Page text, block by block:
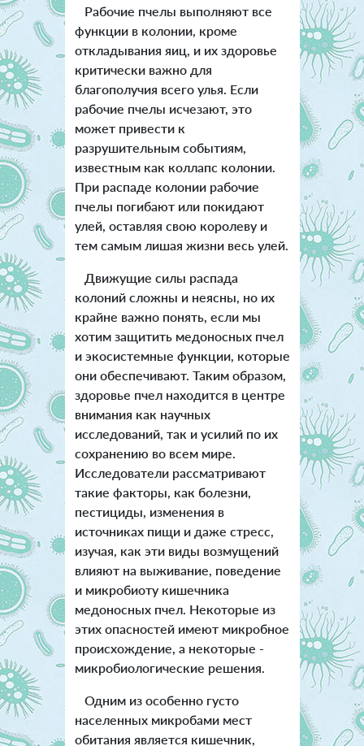
Рабочие пчелы выполняют все
функции в колонии, кроме
откладывания яиц, и их здоровье
критически важно для
благополучия всего улья. Если
рабочие пчелы исчезают, это
может привести к
разрушительным событиям,
известным как коллапс колонии.
При распаде колонии рабочие
пчелы погибают или покидают
улей, оставляя свою королеву и
тем самым лишая жизни весь улей.
Движущие силы распада
колоний сложны и неясны, но их
крайне важно понять, если мы
хотим защитить медоносных пчел
и экосистемные функции, которые
они обеспечивают. Таким образом,
здоровье пчел находится в центре
внимания как научных
исследований, так и усилий по их
сохранению во всем мире.
Исследователи рассматривают
такие факторы, как болезни,
пестициды, изменения в
источниках пищи и даже стресс,
изучая, как эти виды возмущений
влияют на выживание, поведение
и микробиоту кишечника
медоносных пчел. Некоторые из
этих опасностей имеют микробное
происхождение, а некоторые -
микробиологические решения.
Одним из особенно густо
населенных микробами мест
обитания является кишечник,